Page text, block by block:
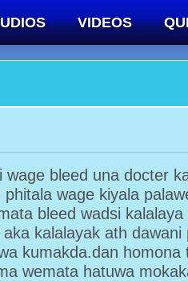
VIDEOS
bleed una docter
wage kiyala
bleed wadsi kalalaya
kalalayak ath dawani
kumakda.dan homona
wemata hatuwa